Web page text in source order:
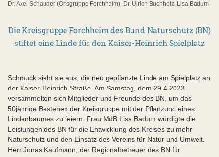
Dr. Axel Schauder (Ortsgruppe Forchheim), Dr. Ulrich Buchholz, Lisa Badum
Die Kreisgruppe Forchheim des Bund Naturschutz (BN)
stiftet eine Linde für den Kaiser-Heinrich Spielplatz
Schmuck sieht sie aus, die neu gepflanzte Linde am Spielplatz an
der Kaiser-Heinrich-Straße. Am Samstag, dem 29.4.2023
versammelten sich Mitglieder und Freunde des BN, um das
50jährige Bestehen der Kreisgruppe mit der Pflanzung eines
Lindenbaumes zu feiern. Frau MdB Lisa Badum würdigte die
Leistungen des BN für die Entwicklung des Kreises zu mehr
Naturschutz und den Einsatz des Vereins für Natur und Umwelt.
Herr Jonas Kaufmann, der Regionalbetreuer des BN für